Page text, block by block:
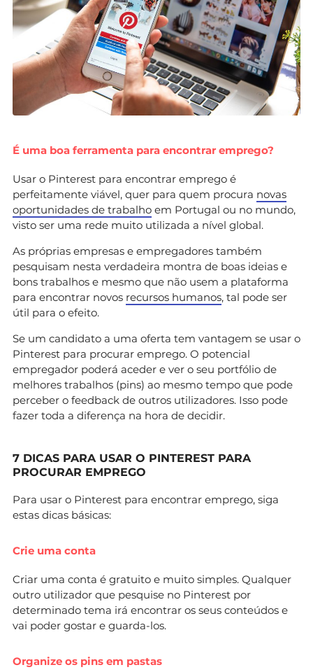
É uma boa ferramenta para encontrar emprego?
Usar o Pinterest para encontrar emprego é
perfeitamente viável, quer para quem procura novas
oportunidades de trabalho em Portugal ou no mundo,
visto ser uma rede muito utilizada a nível global.
As próprias empresas e empregadores também
pesquisam nesta verdadeira montra de boas ideias e
bons trabalhos e mesmo que não usem a plataforma
para encontrar novos recursos humanos, tal pode ser
útil para o efeito.
Se um candidato a uma oferta tem vantagem se usar o
Pinterest para procurar emprego. O potencial
empregador poderá aceder e ver o seu portfólio de
melhores trabalhos (pins) ao mesmo tempo que pode
perceber o feedback de outros utilizadores. Isso pode
fazer toda a diferença na hora de decidir.
7 DICAS PARA USAR O PINTEREST PARA
PROCURAR EMPREGO
Para usar o Pinterest para encontrar emprego, siga
estas dicas básicas:
Crie uma conta
Criar uma conta é gratuito e muito simples. Qualquer
outro utilizador que pesquise no Pinterest por
determinado tema irá encontrar os seus conteúdos e
vai poder gostar e guarda-los.
Organize os pins em pastas